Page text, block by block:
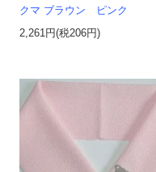
クマ ブラウン ピンク
2,261円(税206円)